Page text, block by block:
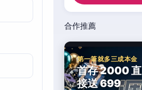
合作推薦
第一筆就多三成本金
首存 2000 直
接送 699